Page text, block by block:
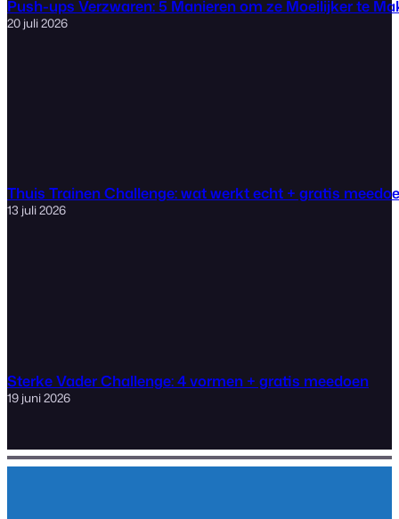
Push-ups Verzwaren: 5 Manieren om ze Moeilijker te
20 juli 2026
Thuis Trainen Challenge: wat werkt echt + gratis
13 juli 2026
Sterke Vader Challenge: 4 vormen + gratis meedoen
19 juni 2026